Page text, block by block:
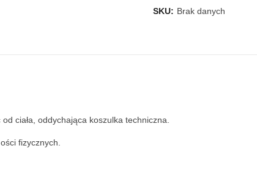
SKU: Brak danych
ciała, oddychająca koszulka techniczna.
fizycznych.